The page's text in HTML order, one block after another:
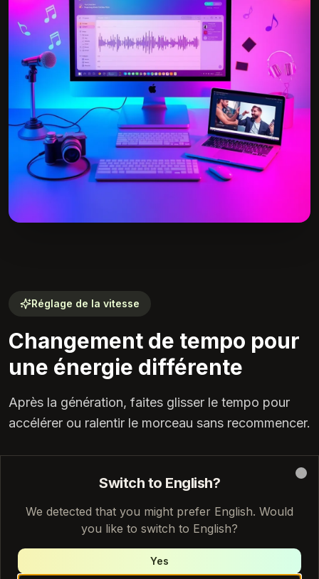
Réglage de la vitesse
Changement de tempo pour
une énergie différente
Après la génération, faites glisser le tempo pour
accélérer ou ralentir le morceau sans recommencer.
Switch to English?
We detected that you might prefer English. Would
you like to switch to English?
Yes